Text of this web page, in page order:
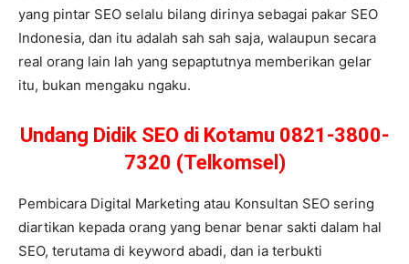
yang pintar SEO selalu bilang dirinya sebagai pakar SEO
Indonesia, dan itu adalah sah sah saja, walaupun secara
real orang lain lah yang sepaptutnya memberikan gelar
itu, bukan mengaku ngaku.
Undang Didik SEO di Kotamu 0821-3800-
7320 (Telkomsel)
Pembicara Digital Marketing atau Konsultan SEO sering
diartikan kepada orang yang benar benar sakti dalam hal
SEO, terutama di keyword abadi, dan ia terbukti